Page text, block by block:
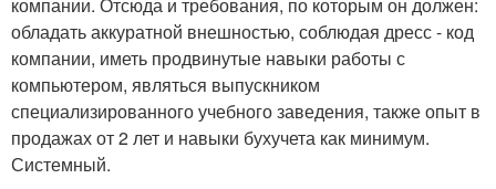
обладать аккуратной внешностью, соблюдая дресс - код
компании, иметь продвинутые навыки работы с
компьютером, являться выпускником
специализированного учебного заведения, также опыт в
продажах от 2 лет и навыки бухучета как минимум.
Системный.